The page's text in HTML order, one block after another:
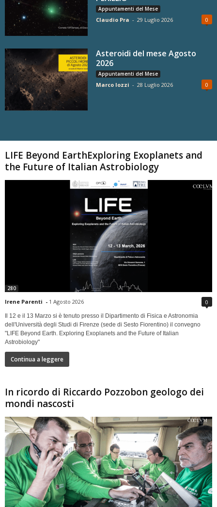
Appuntamenti del Mese
Claudio Pra - 29 Luglio 2026 0
Asteroidi del mese Agosto
2026
Appuntamenti del Mese
Marco Iozzi - 28 Luglio 2026 0
LIFE Beyond EarthExploring Exoplanets and
the Future of Italian Astrobiology
280
Irene Parenti - 1 Agosto 2026 0
Il 12 e il 13 Marzo si è tenuto presso il Dipartimento di Fisica e Astronomia
dell'Università degli Studi di Firenze (sede di Sesto Fiorentino) il convegno
"LIFE Beyond Earth. Exploring Exoplanets and the Future of Italian
Astrobiology"
Continua a leggere
In ricordo di Riccardo Pozzobon geologo dei
mondi nascosti